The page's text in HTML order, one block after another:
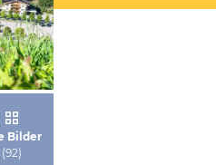
Bilder
(92)